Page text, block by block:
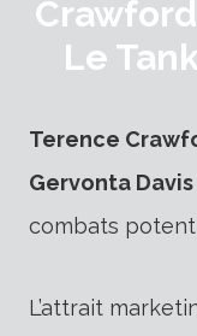
Le
Terence
Gervonta Davis
combats
L’attrait